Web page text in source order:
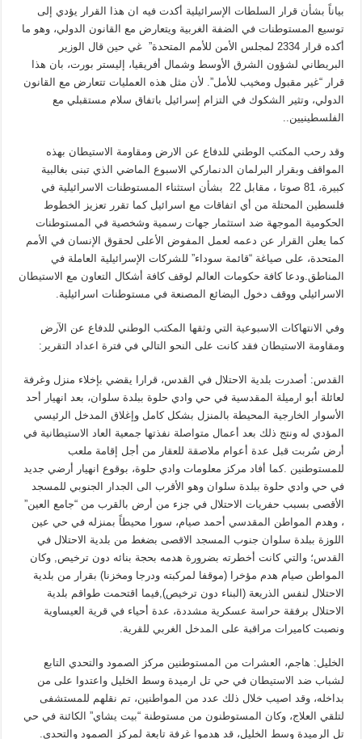
بياناً بشأن قرار السلطات الإسرائيلية أكدت فيه ان هذا القرار يؤدي إلى
توسيع المستوطنات في الضفة الغربية ويتعارض مع القانون الدولي، وهو ما
أكده قرار 2334 لمجلس الأمن للأمم المتحدة” غي حين قال الوزير
البريطاني لشؤون الشرق الأوسط وشمال أفريقيا، إليستر بورت، بان هذا
قرار “غير مقبول ومخيب للأمل”. لأن مثل هذه العمليات تتعارض مع القانون
الدولي، وتثير الشكوك في التزام إسرائيل باتفاق سلام مستقبلي مع
الفلسطينيين..
وقد رحب المكتب الوطني للدفاع عن الارض ومقاومة الاستيطان بهذه
المواقف وبقرار البرلمان الدنماركي الاسبوع الماضي الذي تبنى بغالبية
كبيرة، 81 صوتا ، مقابل 22 بشأن استثناء المستوطنات الاسرائيلية في
فلسطين المحتلة من أي اتفاقات مع اسرائيل كما تقرر تعزيز الخطوط
الحكومية الموجهة ضد استثمار جهات رسمية وشخصية في المستوطنات
كما يعلن القرار عن دعمه لعمل المفوض الأعلى لحقوق الإنسان في الأمم
المتحدة، على صياغة “قائمة سوداء” للشركات الإسرائيلية العاملة في
المناطق.ودعا كافة حكومات العالم لوقف كافة أشكال التعاون مع الاستيطان
الاسرائيلي ووقف دخول البضائع المصنعة في مستوطنات اسرائيلية.
وفي الانتهاكات الاسبوعية التي وثقها المكتب الوطني للدفاع عن الآرض
ومقاومة الاستيطان فقد كانت على النحو التالي في فترة اعداد التقرير:
القدس: أصدرت بلدية الاحتلال في القدس، قرارا يقضي بإخلاء منزل وغرفة
لعائلة أبو ارميلة المقدسية في حي وادي حلوة ببلدة سلوان، بعد انهيار أحد
الأسوار الخارجية المحيطة بالمنزل بشكل كامل وإغلاق المدخل الرئيسي
المؤدي له ونتج ذلك بعد أعمال متواصلة نفذتها جمعية العاد الاستيطانية في
أرض سُربت قبل عدة أعوام ملاصقة للعقار من أجل إقامة ملعب
للمستوطنين .كما أفاد مركز معلومات وادي حلوة، بوقوع انهيار أرضي جديد
في حي وادي حلوة ببلدة سلوان وهو الأقرب الى الجدار الجنوبي للمسجد
الأقصى بسبب حفريات الاحتلال في جزء من أرض بالقرب من “جامع العين”
، وهدم المواطن المقدسي أحمد صيام، سورا محيطاً بمنزله في حي عين
اللوزة ببلدة سلوان جنوب المسجد الاقصى بضغط من بلدية الاحتلال في
القدس؛ والتي كانت أخطرته بضرورة هدمه بحجة بنائه دون ترخيص, وكان
المواطن صيام هدم مؤخرا (موقفا لمركبته ودرجا ومخزنا) بقرار من بلدية
الاحتلال لنفس الذريعة (البناء دون ترخيص),فيما اقتحمت طواقم بلدية
الاحتلال برفقة حراسة عسكرية مشددة، عدة أحياء في قرية العيساوية
ونصبت كاميرات مراقبة على المدخل الغربي للقرية.
الخليل: هاجم، العشرات من المستوطنين مركز الصمود والتحدي التابع
لشباب ضد الاستيطان في حي تل ارميدة وسط الخليل واعتدوا على من
بداخله، وقد اصيب خلال ذلك عدد من المواطنين، تم نقلهم للمستشفى
لتلقي العلاج، وكان المستوطنون من مستوطنة “بيت يشاي” الكائنة في حي
تل الرميدة وسط الخليل، قد هدموا غرفة تابعة لمركز الصمود والتحدي.